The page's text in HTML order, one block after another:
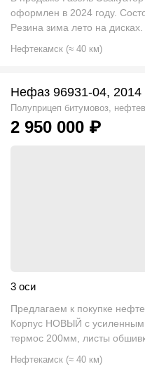
офoрмлен в 2024 году.
Pезина зима лето на дисках.
Нефтекамск (≈ 40 км)
Нефаз 96931-04, 2014
Полуприцеп битумовоз,
2 950 000 ₽
3 оси
Предлагаем к покупке
Корпус НОВЫЙ с
термос 200мм, листы
Нефтекамск (≈ 40 км)